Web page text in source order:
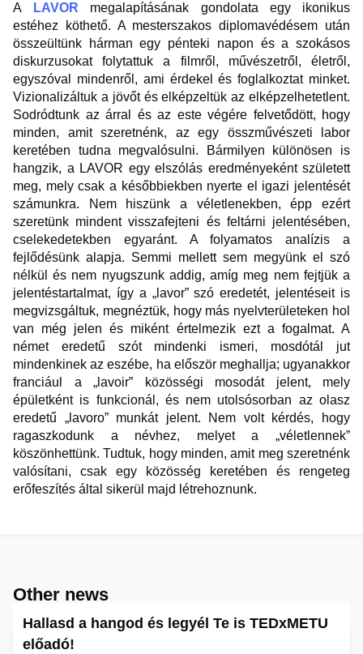
A LAVOR megalapításának gondolata egy ikonikus
estéhez köthető. A mesterszakos diplomavédésem után
összeültünk hárman egy pénteki napon és a szokásos
diskurzusokat folytattuk a filmről, művészetről, életről,
egyszóval mindenről, ami érdekel és foglalkoztat minket.
Vizionalizáltuk a jövőt és elképzeltük az elképzelhetetlent.
Sodródtunk az árral és az este végére felvetődött, hogy
minden, amit szeretnénk, az egy összművészeti labor
keretében tudna megvalósulni. Bármilyen különösen is
hangzik, a LAVOR egy elszólás eredményeként született
meg, mely csak a későbbiekben nyerte el igazi jelentését
számunkra. Nem hiszünk a véletlenekben, épp ezért
szeretünk mindent visszafejteni és feltárni jelentésében,
cselekedetekben egyaránt. A folyamatos analízis a
fejlődésünk alapja. Semmi mellett sem megyünk el szó
nélkül és nem nyugszunk addig, amíg meg nem fejtjük a
jelentéstartalmat, így a „lavor” szó eredetét, jelentéseit is
megvizsgáltuk, megnéztük, hogy más nyelvterületeken hol
van még jelen és miként értelmezik ezt a fogalmat. A
német eredetű szót mindenki ismeri, mosdótál jut
mindenkinek az eszébe, ha először meghallja; ugyanakkor
franciául a „lavoir” közösségi mosodát jelent, mely
épületként is funkcionál, és nem utolsósorban az olasz
eredetű „lavoro” munkát jelent. Nem volt kérdés, hogy
ragaszkodunk a névhez, melyet a „véletlennek”
köszönhettünk. Tudtuk, hogy minden, amit meg szeretnénk
valósítani, csak egy közösség keretében és rengeteg
erőfeszítés által sikerül majd létrehoznunk.
Other news
Hallasd a hangod és legyél Te is TEDxMETU
előadó!